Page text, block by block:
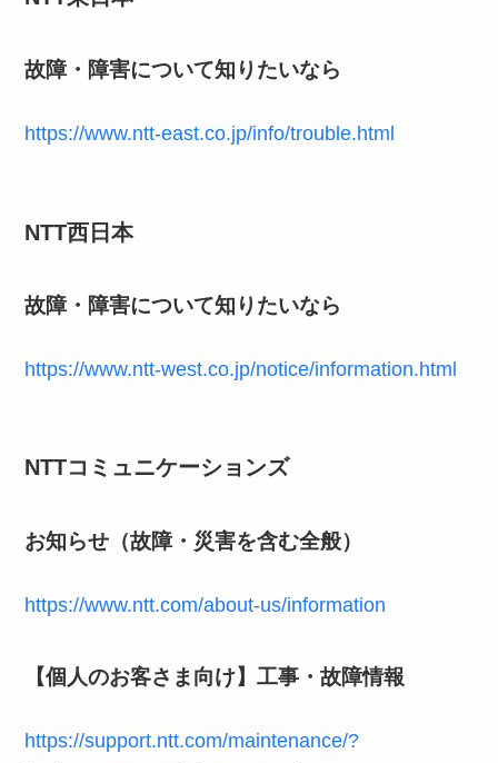
故障・障害について知りたいなら
https://www.ntt-east.co.jp/info/trouble.html
NTT西日本
故障・障害について知りたいなら
https://www.ntt-west.co.jp/notice/information.html
NTTコミュニケーションズ
お知らせ（故障・災害を含む全般）
https://www.ntt.com/about-us/information
【個人のお客さま向け】工事・故障情報
https://support.ntt.com/maintenance/?